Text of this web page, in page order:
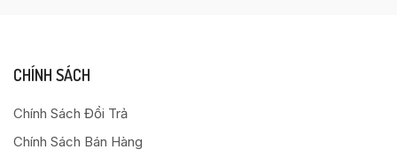
CHÍNH SÁCH
Chính Sách Đổi Trả
Chính Sách Bán Hàng